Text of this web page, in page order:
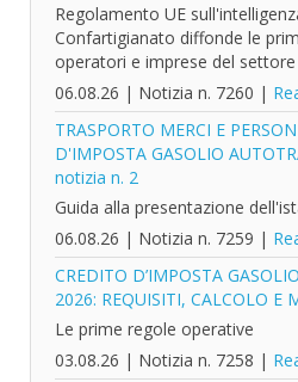
Regolamento UE
Confartigianato diffonde le
operatori e imprese del
06.08.26 | Notizia n. 7260 |
TRASPORTO MERCI E
D'IMPOSTA GASOLIO
notizia n. 2
Guida alla presentazione
06.08.26 | Notizia n. 7259 |
CREDITO D’IMPOSTA
2026: REQUISITI, CALCOLO E
Le prime regole operative
03.08.26 | Notizia n. 7258 |